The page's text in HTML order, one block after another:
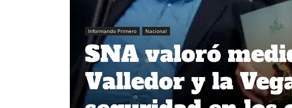
Informando Primero Nacional
SNA valoró
Valledor y la